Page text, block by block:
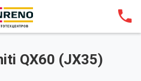
QX60 (JX35)